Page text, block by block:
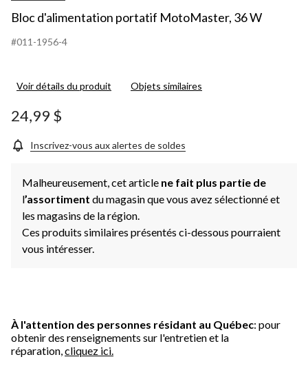
Bloc d'alimentation portatif MotoMaster, 36 W
#011-1956-4
Voir détails du produit Objets similaires
24,99 $
Inscrivez-vous aux alertes de soldes
Malheureusement, cet article ne fait plus partie de
l’assortiment du magasin que vous avez sélectionné et
les magasins de la région.
Ces produits similaires présentés ci-dessous pourraient
vous intéresser.
À l'attention des personnes résidant au Québec: pour
obtenir des renseignements sur l'entretien et la
réparation, cliquez ici.